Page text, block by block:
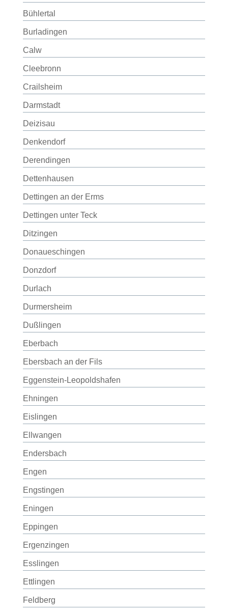
Bühlertal
Burladingen
Calw
Cleebronn
Crailsheim
Darmstadt
Deizisau
Denkendorf
Derendingen
Dettenhausen
Dettingen an der Erms
Dettingen unter Teck
Ditzingen
Donaueschingen
Donzdorf
Durlach
Durmersheim
Dußlingen
Eberbach
Ebersbach an der Fils
Eggenstein-Leopoldshafen
Ehningen
Eislingen
Ellwangen
Endersbach
Engen
Engstingen
Eningen
Eppingen
Ergenzingen
Esslingen
Ettlingen
Feldberg